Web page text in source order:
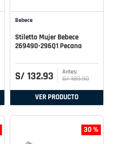
Bebece
Stiletto Mujer Bebece
269490-296Q1 Pecana
S/ 132.93 S/ 189.90
VER PRODUCTO
30 %